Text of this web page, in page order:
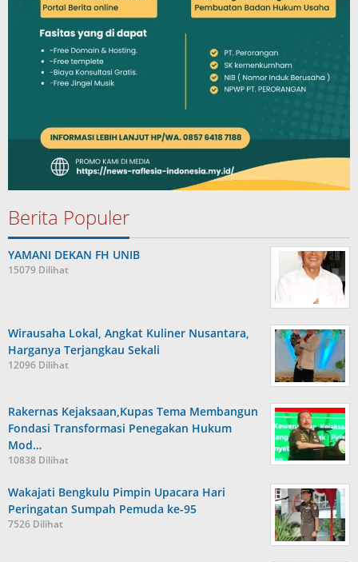
Berita Populer
YAMANI DEKAN FH UNIB
15079 Dilihat
Wirausaha Lokal, Angkat Kuliner Nusantara,
Harganya Terjangkau Sekali
12096 Dilihat
Rakernas Kejaksaan,Kupas Tema Membangun
Fondasi Transformasi Penegakan Hukum
Mod…
10838 Dilihat
Wakajati Bengkulu Pimpin Upacara Hari
Peringatan Sumpah Pemuda ke-95
7526 Dilihat